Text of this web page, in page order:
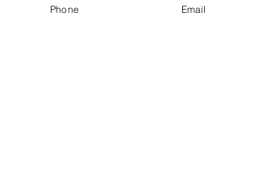
Phone Email